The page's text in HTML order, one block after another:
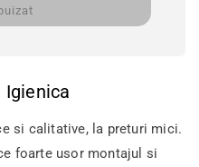
Igienica
si calitative, la preturi mici.
foarte usor montajul si